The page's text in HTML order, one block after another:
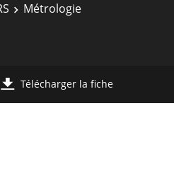
Métrologie
Télécharger la fiche